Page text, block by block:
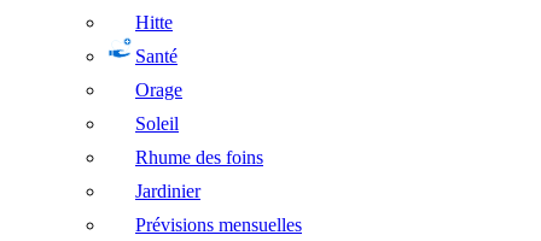
Hitte
Santé
Orage
Soleil
Rhume des foins
Jardinier
Prévisions mensuelles